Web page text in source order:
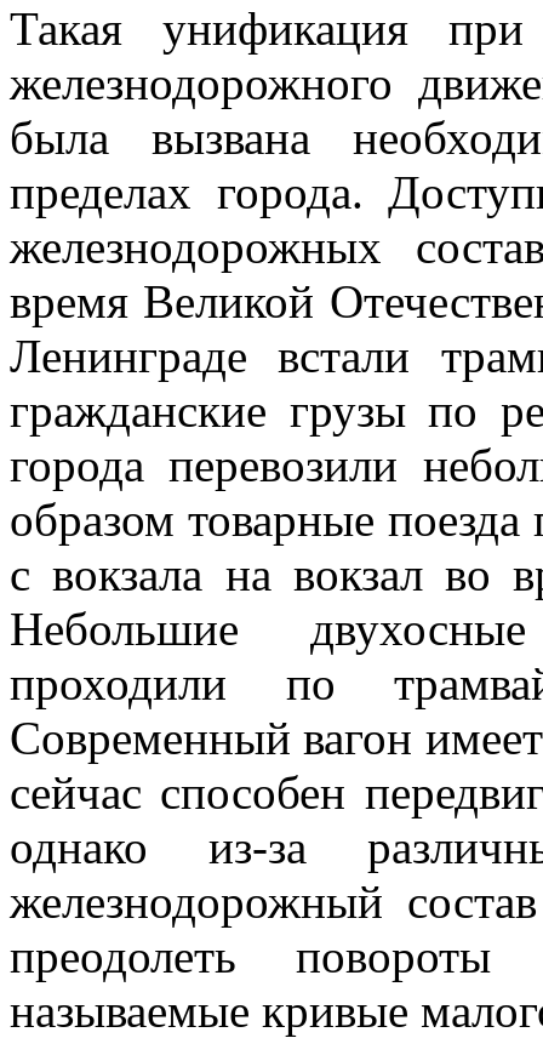
Такая унификация при
железнодорожного
была вызвана
пределах города.
железнодорожных
время Великой
Ленинграде встали
гражданские грузы по
города перевозили
образом товарные
с вокзала на вокзал во
Небольшие
проходили по
Современный вагон
сейчас способен
однако из-за
железнодорожный
преодолеть
называемые кривые